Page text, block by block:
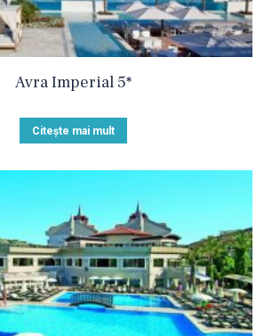
Avra Imperial 5*
Citește mai mult